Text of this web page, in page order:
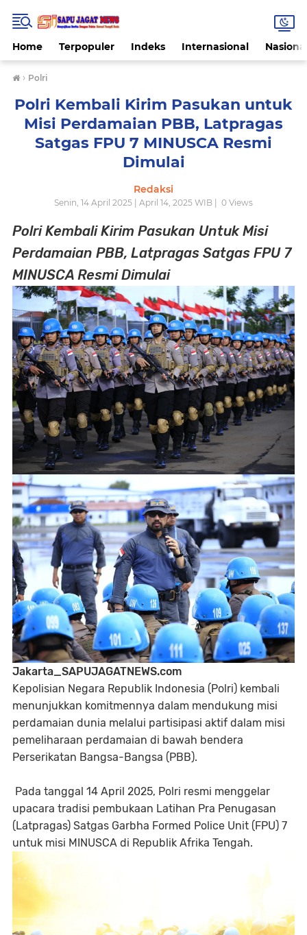
Home Terpopuler Indeks Internasional
› Polri
Polri Kembali Kirim Pasukan untuk
Misi Perdamaian PBB, Latpragas
Satgas FPU 7 MINUSCA Resmi
Dimulai
Redaksi
Senin, 14 April 2025 | April 14, 2025 WIB | 0 Views
Polri Kembali Kirim Pasukan Untuk Misi
Perdamaian PBB, Latpragas Satgas FPU 7
MINUSCA Resmi Dimulai
Jakarta_SAPUJAGATNEWS.com
Kepolisian Negara Republik Indonesia (Polri) kembali
menunjukkan komitmennya dalam mendukung misi
perdamaian dunia melalui partisipasi aktif dalam misi
pemeliharaan perdamaian di bawah bendera
Perserikatan Bangsa-Bangsa (PBB).
Pada tanggal 14 April 2025, Polri resmi menggelar
upacara tradisi pembukaan Latihan Pra Penugasan
(Latpragas) Satgas Garbha Formed Police Unit (FPU) 7
untuk misi MINUSCA di Republik Afrika Tengah.